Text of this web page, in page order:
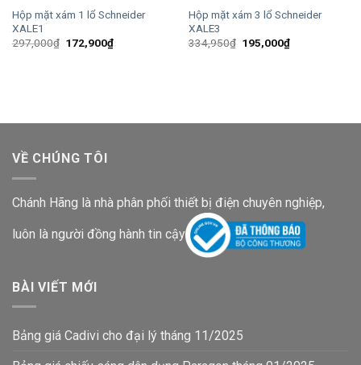
Hộp mặt xám 1 lổ Schneider
XALE1
297,000₫ Giá
172,900₫Giá
hiện
Hộp mặt xám 3 lổ Schneider
XALE3
334,950₫ Giá
195,000₫Giá
hiện
VỀ CHÚNG TÔI
Chánh Hãng là nhà phân phối thiết bị điện chuyên nghiệp,
luôn là người đồng hành tin cậy
BÀI VIẾT MỚI
Bảng giá Cadivi cho đại lý tháng 11/2025